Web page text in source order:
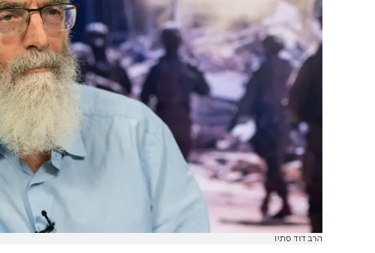
הרב דוד סתיו